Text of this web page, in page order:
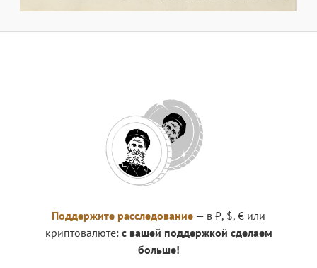
Поддержите расследование — в ₽, $, € или
криптовалюте: с вашей поддержкой сделаем
больше!